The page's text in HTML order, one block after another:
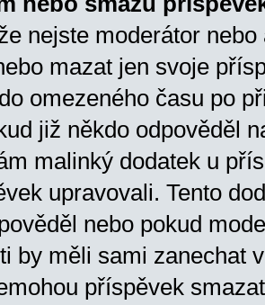
nejste moderátor
mazat jen svoje
omezeného času po
již někdo odpověděl
malinký dodatek u
upravovali. Tento
nebo pokud
by měli sami zanechat
příspěvek